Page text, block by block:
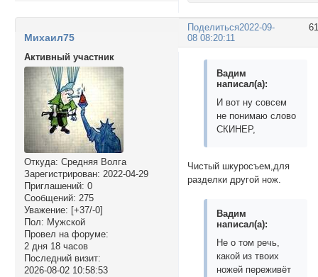
Поделиться2022-09-
08 08:20:11
Михаил75
Активный участник
Откуда: Средняя Волга
Зарегистрирован: 2022-04-29
Приглашений: 0
Сообщений: 275
Уважение: [+37/-0]
Пол: Мужской
Провел на форуме:
2 дня 18 часов
Последний визит:
2026-08-02 10:58:53
Вадим
написал(а):
И вот ну совсем
не понимаю слово
СКИНЕР,
Чистый шкуросъем,для
разделки другой нож.
Вадим
написал(а):
Не о том речь,
какой из твоих
ножей переживёт